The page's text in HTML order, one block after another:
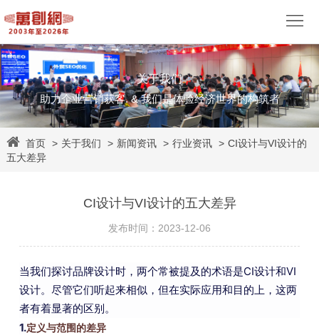
网
站
建
营
销
视
关于我们
助力企业营销获客. & 我们是体验经济世界的构筑者
首页 > 关于我们 > 新闻资讯 > 行业资讯 > CI设计与VI设计的
五大差异
CI设计与VI设计的五大差异
发布时间：2023-12-06
当我们探讨品牌设计时，两个常被提及的术语是CI设计和VI
设计。尽管它们听起来相似，但在实际应用和目的上，这两
者有着显著的区别。
1.定义与范围的差异